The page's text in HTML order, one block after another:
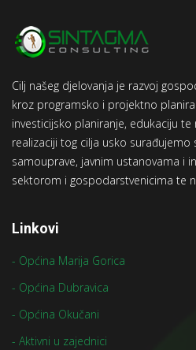
Cilj našeg djelovanja je razvoj
kroz programsko i projektno
investicijsko planiranje, edukaciju
realizaciji tog cilja usko surađujemo
samouprave, javnim ustanovama i
sektorom i gospodarstvenicima te
Linkovi
- Općina Marija Gorica
- Općina Dubravica
- Općina Okučani
- Aktivni u zajednici